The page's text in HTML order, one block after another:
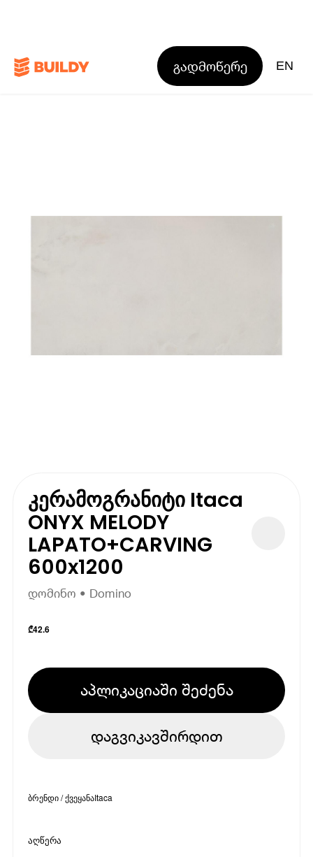
გადმოწერე EN
კერამოგრანიტი Itaca
ONYX MELODY
LAPATO+CARVING
600x1200
დომინო • Domino
₾42.6
აპლიკაციაში შეძენა
დაგვიკავშირდით
ბრენდი / ქვეყანაItaca
აღწერა